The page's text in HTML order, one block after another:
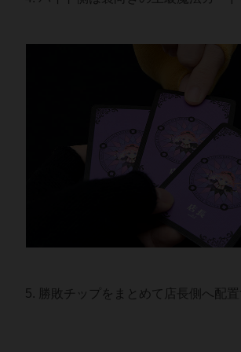
勝敗チップをまとめて店長側へ配